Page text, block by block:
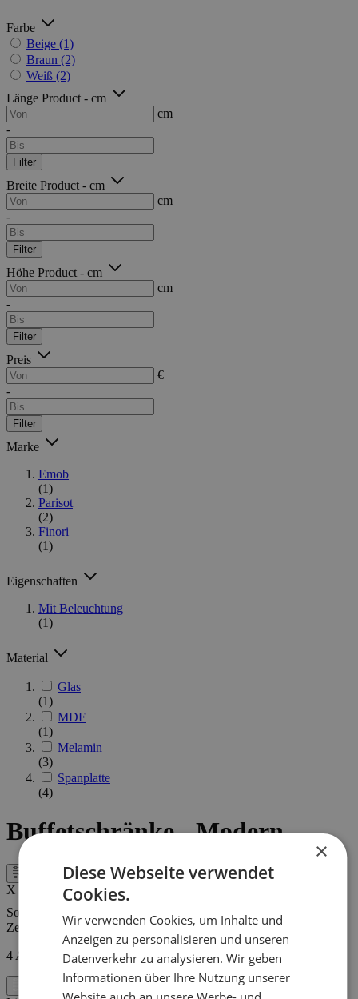
Farbe
Beige (1)
Braun (2)
Weiß (2)
Länge Product - cm
cm
-
Filter
Breite Product - cm
cm
-
Filter
Höhe Product - cm
cm
-
Filter
Preis
€
-
Filter
Marke
Emob
(1)
Parisot
(2)
Finori
(1)
Eigenschaften
Mit Beleuchtung
(1)
Material
Glas
(1)
MDF
(1)
Melamin
(3)
Spanplatte
(4)
Buffetschränke - Modern
X
Sortieren nach
Zeigen
4 Artikel
×
Diese Webseite verwendet
Cookies.
Wir verwenden Cookies, um Inhalte und
Anzeigen zu personalisieren und unseren
Datenverkehr zu analysieren. Wir geben
Informationen über Ihre Nutzung unserer